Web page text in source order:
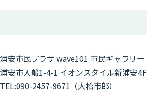
浦安市民プラザ wave101 市民ギャラリー
浦安市入船1-4-1 イオンスタイル新浦安4F
TEL:090-2457-9671（大橋市郎）